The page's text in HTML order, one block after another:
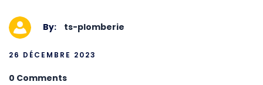
By: ts-plomberie
26 DÉCEMBRE 2023
0 Comments